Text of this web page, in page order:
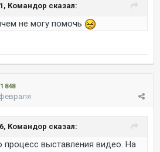
Командор сказал:
не могу помочь
1 848
Командор сказал:
выставления видео. На